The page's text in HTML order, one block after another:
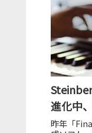
進化中
昨年「